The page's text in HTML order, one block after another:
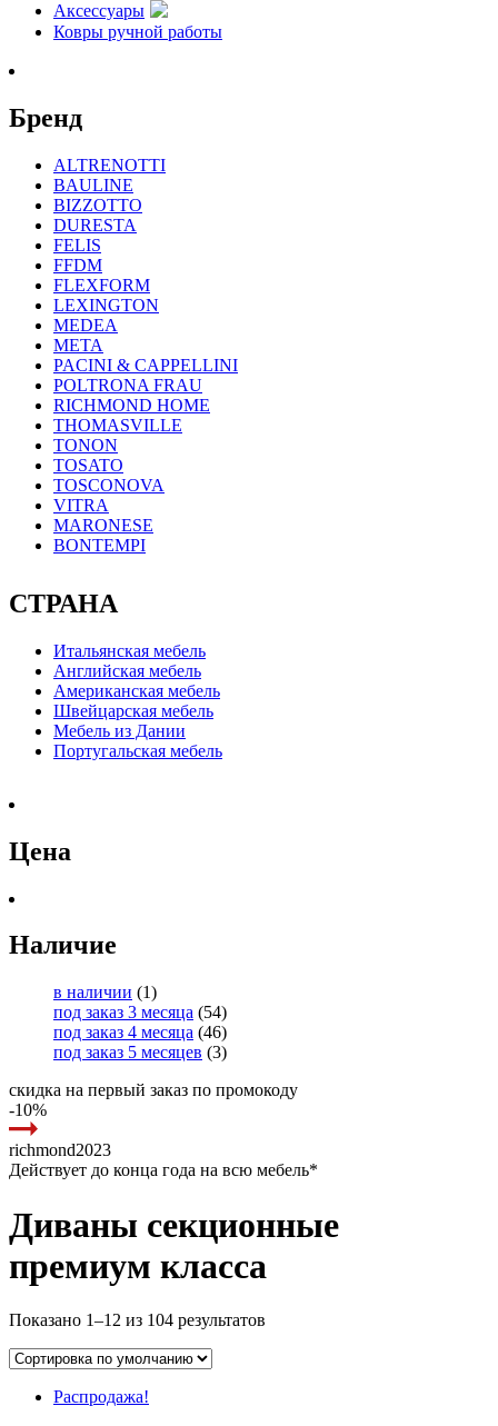
Аксессуары
Ковры ручной работы
Бренд
ALTRENOTTI
BAULINE
BIZZOTTO
DURESTA
FELIS
FFDM
FLEXFORM
LEXINGTON
MEDEA
META
PACINI & CAPPELLINI
POLTRONA FRAU
RICHMOND HOME
THOMASVILLE
TONON
TOSATO
TOSCONOVA
VITRA
MARONESE
BONTEMPI
СТРАНА
Итальянская мебель
Английская мебель
Американская мебель
Швейцарская мебель
Мебель из Дании
Португальская мебель
Цена
Наличие
в наличии (1)
под заказ 3 месяца (54)
под заказ 4 месяца (46)
под заказ 5 месяцев (3)
скидка на первый заказ по промокоду
-10%
richmond2023
Действует до конца года на всю мебель*
Диваны секционные
премиум класса
Показано 1–12 из 104 результатов
Распродажа!